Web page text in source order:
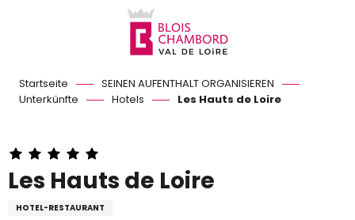
Startseite
SEINEN AUFENTHALT ORGANISIEREN
Unterkünfte
Hotels Les Hauts de Loire
Les Hauts de Loire
HOTEL-RESTAURANT